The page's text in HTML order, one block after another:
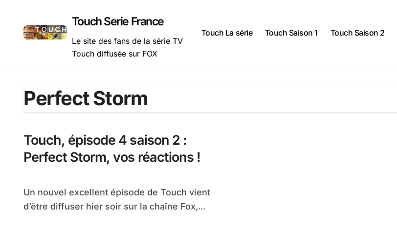
contenu
Touch Serie France
Le site des fans de la série TV
Touch diffusée sur FOX
Touch La série Touch Saison 1 Touch Saison 2
Perfect Storm
Touch, épisode 4 saison 2 :
Perfect Storm, vos réactions !
Un nouvel excellent épisode de Touch vient
d’être diffuser hier soir sur la chaîne Fox,...